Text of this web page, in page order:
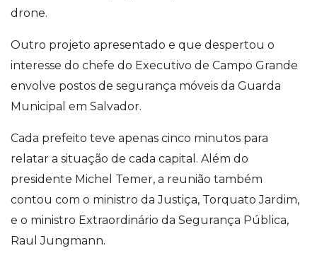
drone.
Outro projeto apresentado e que despertou o
interesse do chefe do Executivo de Campo Grande
envolve postos de segurança móveis da Guarda
Municipal em Salvador.
Cada prefeito teve apenas cinco minutos para
relatar a situação de cada capital. Além do
presidente Michel Temer, a reunião também
contou com o ministro da Justiça, Torquato Jardim,
e o ministro Extraordinário da Segurança Pública,
Raul Jungmann.